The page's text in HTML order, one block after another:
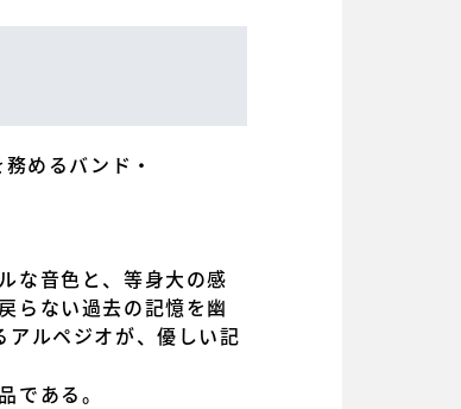
めるバンド・
な音色と、等身大の感
らない過去の記憶を幽
ルペジオが、優しい記
である。